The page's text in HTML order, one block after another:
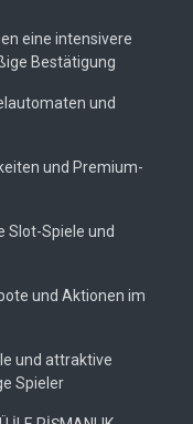
eine intensivere
Bestätigung
und
und Premium-
Slot-Spiele und
und Aktionen im
und attraktive
Spieler